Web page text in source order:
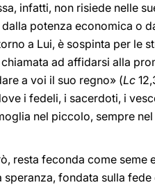
infatti, non risiede nelle
potenza economica o
a Lui, è sospinta per le
ad affidarsi alla
a voi il suo regno» (Lc
i fedeli, i sacerdoti, i
nel piccolo, sempre
resta feconda come seme
fondata sulla fede